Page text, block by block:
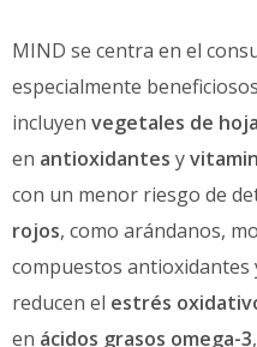
MIND se centra en el
especialmente
incluyen vegetales de
en antioxidantes y
con un menor riesgo de
rojos, como arándanos,
compuestos
reducen el estrés
en ácidos grasos omega-3